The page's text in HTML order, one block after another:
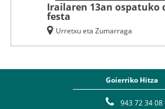
Irailaren 13an ospatuko
festa
Urretxu eta Zumarraga
Goierriko Hitza
943 72 34 08